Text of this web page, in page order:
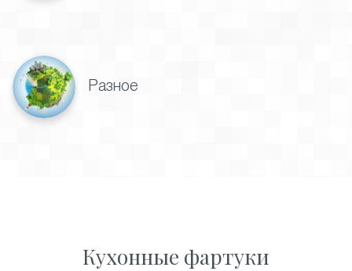
Разное
Кухонные фартуки